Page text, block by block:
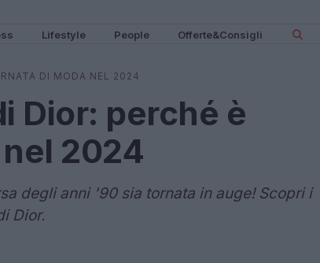
Lifestyle People Offerte&Consigli
DI MODA NEL 2024
Dior: perché è
2024
degli anni '90 sia tornata in auge! Scopri i
Dior.